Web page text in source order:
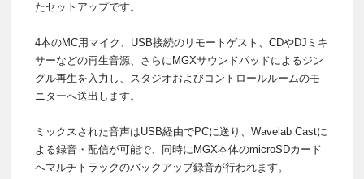
たセットアップです。
4本のMC用マイク、USB接続のリモートゲスト、CDやDJミキ
サーなどの再生音源、さらにMGXサウンドパッドによるジン
グル再生を入力し、スタジオおよびコントロールルームのモ
ニターへ送出します。
ミックスされた音声はUSB経由でPCに送り、Wavelab Castに
よる録音・配信が可能で、同時にMGX本体のmicroSDカード
へマルチトラックのバックアップ録音が行われます。